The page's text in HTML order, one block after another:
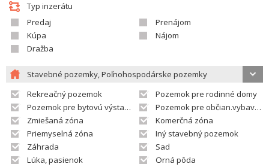
Typ inzerátu
Predaj
Prenájom
Kúpa
Nájom
Dražba
Stavebné pozemky, Poľnohospodárske pozemky
Rekreačný pozemok
Pozemok pre rodinné domy
Pozemok pre bytovú výstavbu
Pozemok pre občian.vybavenosť
Zmiešaná zóna
Komerčná zóna
Priemyselná zóna
Iný stavebný pozemok
Záhrada
Sad
Lúka, pasienok
Orná pôda